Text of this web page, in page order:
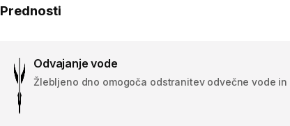
Prednosti
Odvajanje vode
Žlebljeno dno omogoča odstranitev odvečne vode